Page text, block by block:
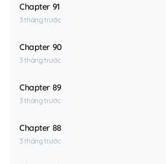
Chapter 91
3 tháng trước
Chapter 90
3 tháng trước
Chapter 89
3 tháng trước
Chapter 88
3 tháng trước